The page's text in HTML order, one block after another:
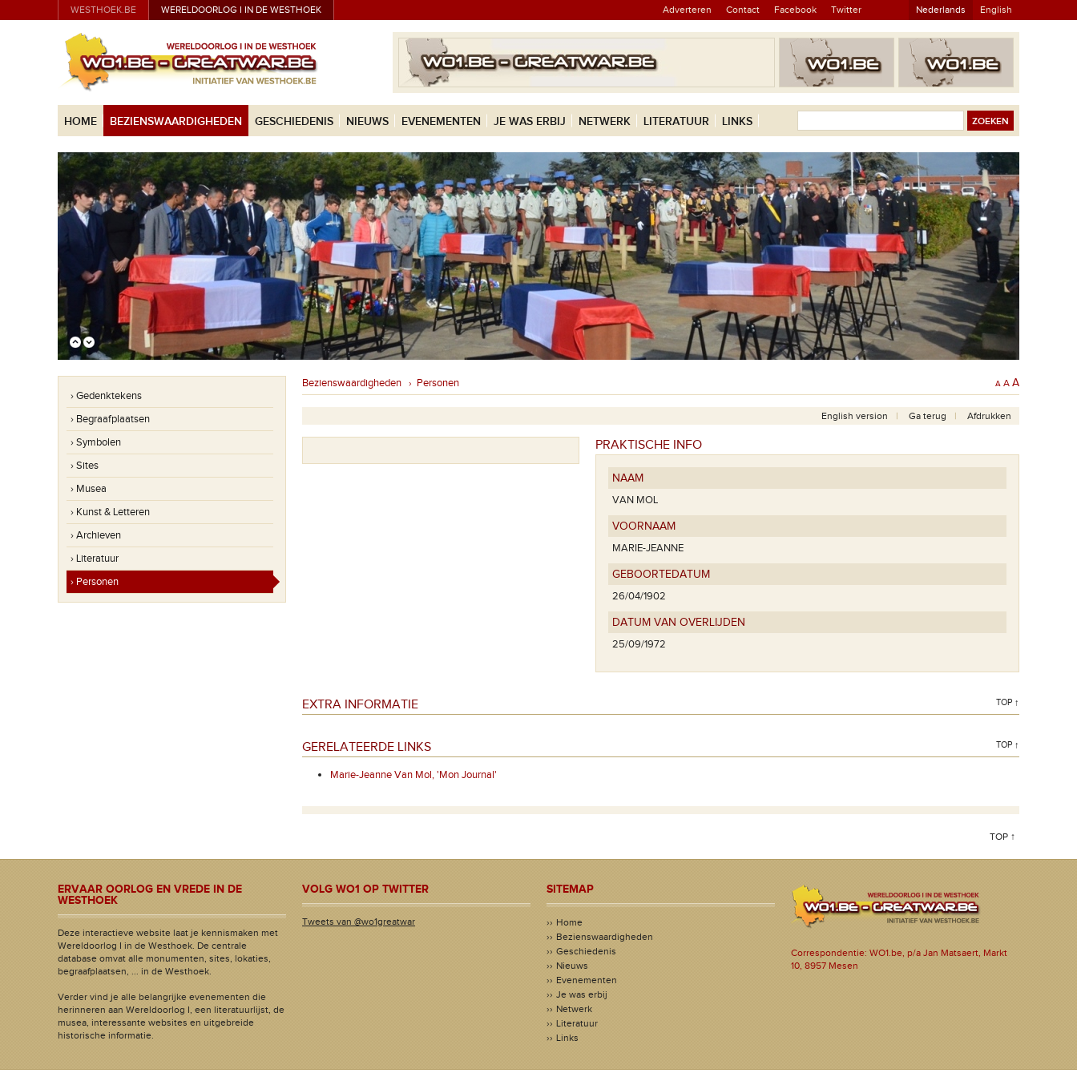
WESTHOEK.BE WERELDOORLOG I IN DE WESTHOEK Adverteren Contact Facebook Twitter Nederlands English
HOME BEZIENSWAARDIGHEDEN GESCHIEDENIS NIEUWS EVENEMENTEN JE WAS ERBIJ NETWERK LITERATUUR LINKS
› Gedenktekens
› Begraafplaatsen
› Symbolen
› Sites
› Musea
› Kunst & Letteren
› Archieven
› Literatuur
› Personen
Bezienswaardigheden › Personen A A A
English version Ga terug Afdrukken
PRAKTISCHE INFO
NAAM
VAN MOL
VOORNAAM
MARIE-JEANNE
GEBOORTEDATUM
26/04/1902
DATUM VAN OVERLIJDEN
25/09/1972
EXTRA INFORMATIE TOP ↑
GERELATEERDE LINKS TOP ↑
Marie-Jeanne Van Mol, 'Mon Journal'
TOP ↑
ERVAAR OORLOG EN VREDE IN DE
WESTHOEK
Deze interactieve website laat je kennismaken met
Wereldoorlog I in de Westhoek. De centrale
database omvat alle monumenten, sites, lokaties,
begraafplaatsen, ... in de Westhoek.
Verder vind je alle belangrijke evenementen die
herinneren aan Wereldoorlog I, een literatuurlijst, de
musea, interessante websites en uitgebreide
historische informatie.
VOLG WO1 OP TWITTER
Tweets van @wo1greatwar
SITEMAP
Home
Bezienswaardigheden
Geschiedenis
Nieuws
Evenementen
Je was erbij
Netwerk
Literatuur
Links
Correspondentie: WO1.be, p/a Jan Matsaert, Markt
10, 8957 Mesen